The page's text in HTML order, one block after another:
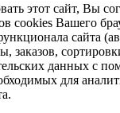
этот сайт, Вы
cookies Вашего
сайта
заказов,
данных с
для